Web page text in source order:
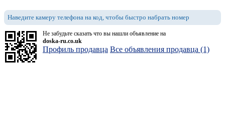
Наведите камеру телефона на код, чтобы быстро набрать номер
Не забудьте сказать что вы нашли объявление на
doska-ru.co.uk
Профиль продавца Все объявления продавца (1)